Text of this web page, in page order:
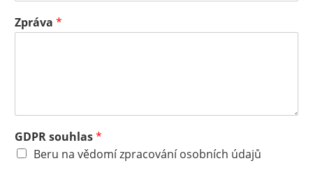
Zpráva *
GDPR souhlas*
Beru na vědomí zpracování osobních údajů